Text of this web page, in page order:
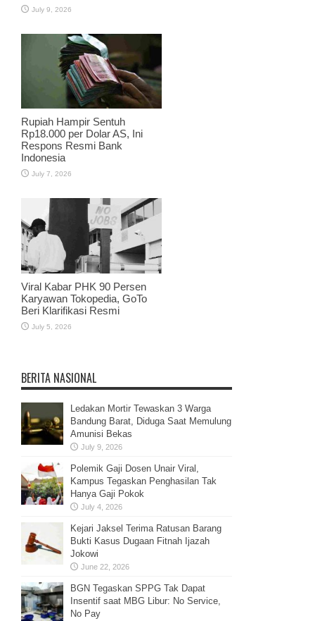
July 9, 2026
Rupiah Hampir Sentuh
Rp18.000 per Dolar AS, Ini
Respons Resmi Bank
Indonesia
July 7, 2026
Viral Kabar PHK 90 Persen
Karyawan Tokopedia, GoTo
Beri Klarifikasi Resmi
July 5, 2026
BERITA NASIONAL
Ledakan Mortir Tewaskan 3 Warga
Bandung Barat, Diduga Saat Memulung
Amunisi Bekas
July 9, 2026
Polemik Gaji Dosen Unair Viral,
Kampus Tegaskan Penghasilan Tak
Hanya Gaji Pokok
July 4, 2026
Kejari Jaksel Terima Ratusan Barang
Bukti Kasus Dugaan Fitnah Ijazah
Jokowi
June 22, 2026
BGN Tegaskan SPPG Tak Dapat
Insentif saat MBG Libur: No Service,
No Pay